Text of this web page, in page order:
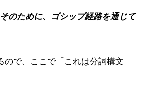
のために、ゴシップ経路を通じて
ので、ここで「これは分詞構文